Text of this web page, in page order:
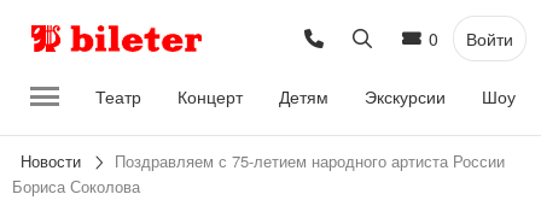
0 Войти
Театр Концерт Детям Экскурсии Шоу
Новости
Поздравляем с 75-летием народного артиста России
Бориса Соколова